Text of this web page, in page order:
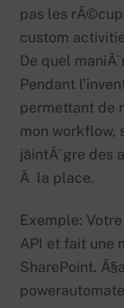
pas les
custom
De quel
Pendant
permettant de
mon workflow,
jâintÃ¨gre
Ã la place.
Exemple:
API et fait une
SharePoint.